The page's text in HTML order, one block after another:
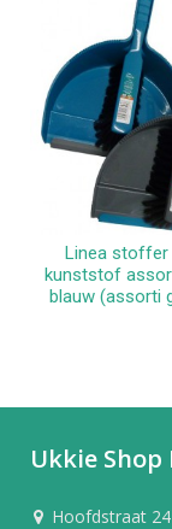
Linea stoffer
kunststof
blauw (assorti
Ukkie
Hoofdstraat 24